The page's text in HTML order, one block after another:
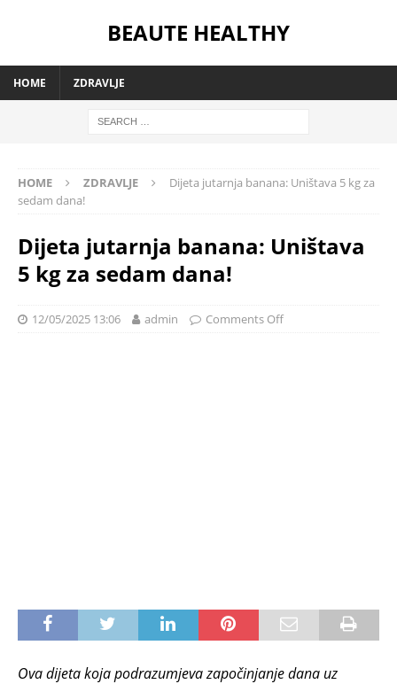
BEAUTE HEALTHY
HOME ZDRAVLJE
HOME ZDRAVLJE
Dijeta jutarnja banana: Uništava 5 kg za
sedam dana!
Dijeta jutarnja banana: Uništava
5 kg za sedam dana!
12/05/2025 13:06 admin Comments Off
Ova dijeta koja podrazumjeva započinjanje dana uz